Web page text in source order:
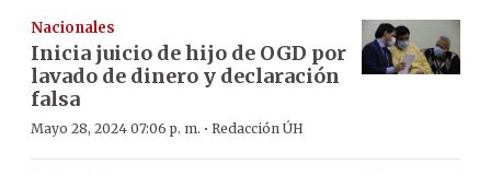
Nacionales
Inicia juicio de hijo de OGD por
lavado de dinero y declaración
falsa
Mayo 28, 2024 07:06 p. m. · Redacción ÚH